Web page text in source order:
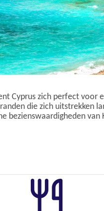
Cyprus zich perfect voor
die zich uitstrekken
bezienswaardigheden